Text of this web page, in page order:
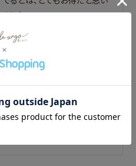
ました。
ねっとりみっちりしていて今ま
で食べたタルトタタンで一番美
味しかったです。